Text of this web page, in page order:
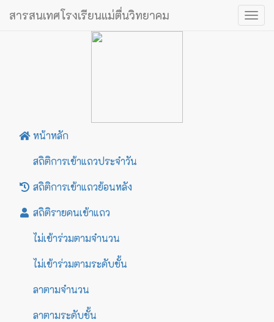
สารสนเทศโรงเรียนแม่ตื่นวิทยาคม
หน้าหลัก
สถิติการเข้าแถวประจำวัน
สถิติการเข้าแถวย้อนหลัง
สถิติรายคนเข้าแถว
ไม่เข้าร่วมตามจำนวน
ไม่เข้าร่วมตามระดับชั้น
ลาตามจำนวน
ลาตามระดับชั้น